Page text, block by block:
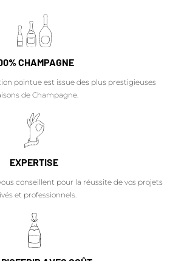
CHAMPAGNE
pointue est issue des plus prestigieuses
de Champagne.
EXPERTISE
conseillent pour la réussite de vos projets
et professionnels.